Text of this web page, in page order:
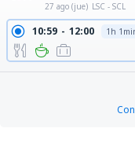
27 ago (jue) LSC - SCL
10:59 12:00 1h